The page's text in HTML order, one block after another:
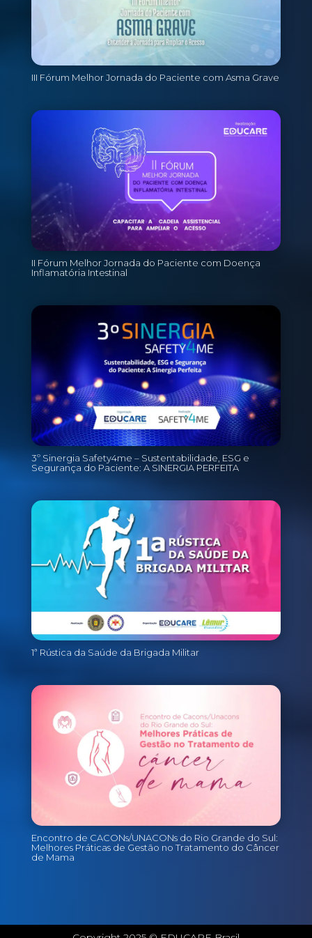
III Fórum Melhor Jornada do Paciente com Asma Grave
II Fórum Melhor Jornada do Paciente com Doença
Inflamatória Intestinal
3º Sinergia Safety4me – Sustentabilidade, ESG e
Segurança do Paciente: A SINERGIA PERFEITA
1ª Rústica da Saúde da Brigada Militar
Encontro de CACONs/UNACONs do Rio Grande do Sul:
Melhores Práticas de Gestão no Tratamento do Câncer
de Mama